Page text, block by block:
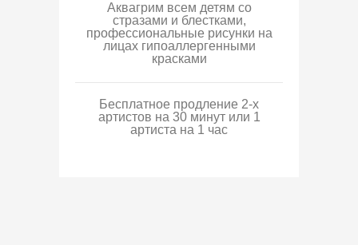
Аквагрим всем детям со
стразами и блестками,
профессиональные рисунки на
лицах гипоаллергенными
красками
Бесплатное продление 2-х
артистов на 30 минут или 1
артиста на 1 час